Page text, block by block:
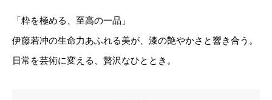
談）, XiaoMi, Redmi 12, Redmi 14T, Redmiその他
入・要相談）
「粋を極める、至高の一品」
伊藤若冲の生命力あふれる美が、漆の艶やかさと響き合う。
日常を芸術に変える、贅沢なひととき。